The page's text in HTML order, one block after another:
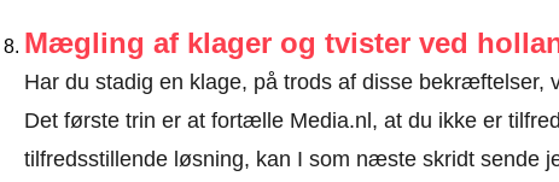
Mægling af klager og tvister ved
Har du stadig en klage, på trods af disse bekræftelser,
Det første trin er at fortælle Media.nl, at du ikke er
tilfredsstillende løsning, kan I som næste skridt sende